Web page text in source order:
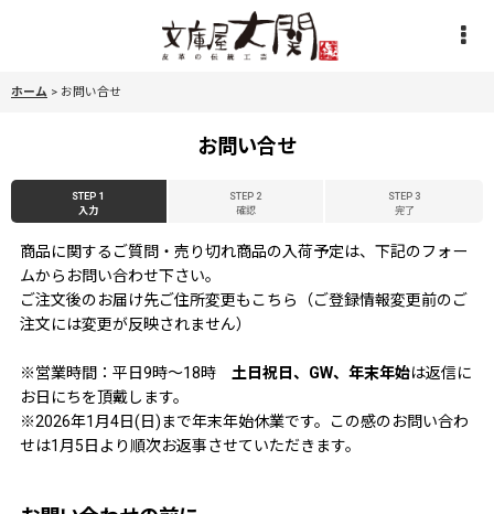
ホーム > お問い合せ
お問い合せ
STEP 1
入力
STEP 2
確認
STEP 3
完了
商品に関するご質問・売り切れ商品の入荷予定は、下記のフォー
ムからお問い合わせ下さい。
ご注文後のお届け先ご住所変更もこちら（ご登録情報変更前のご
注文には変更が反映されません）
※営業時間：平日9時〜18時 土日祝日、GW、年末年始は返信に
お日にちを頂戴します。
※2026年1月4日(日)まで年末年始休業です。この感のお問い合わ
せは1月5日より順次お返事させていただきます。